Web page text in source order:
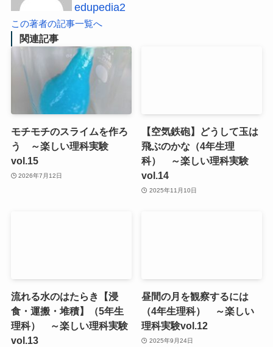
edupedia2
この著者の記事一覧へ
関連記事
モチモチのスライムを作ろ
う ～楽しい理科実験
vol.15
2026年7月12日
【空気鉄砲】どうして玉は
飛ぶのかな（4年生理
科） ～楽しい理科実験
vol.14
2025年11月10日
流れる水のはたらき【浸
食・運搬・堆積】（5年生
理科） ～楽しい理科実験
vol.13
昼間の月を観察するには
（4年生理科） ～楽しい
理科実験vol.12
2025年9月24日